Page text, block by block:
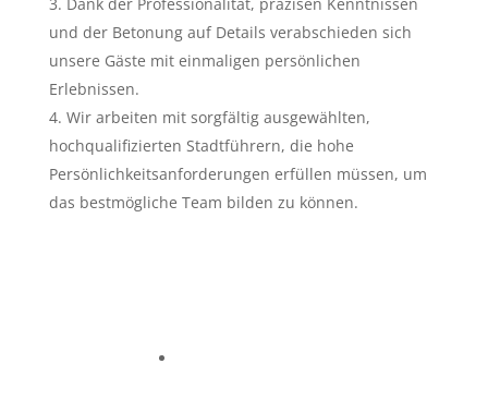
und der Betonung auf Details verabschieden sich
unsere Gäste mit einmaligen persönlichen
Erlebnissen.
Wir arbeiten mit sorgfältig ausgewählten,
hochqualifizierten Stadtführern, die hohe
Persönlichkeitsanforderungen erfüllen müssen, um
das bestmögliche Team bilden zu können.